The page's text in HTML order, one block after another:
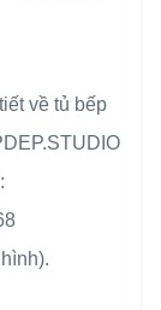
về tủ bếp